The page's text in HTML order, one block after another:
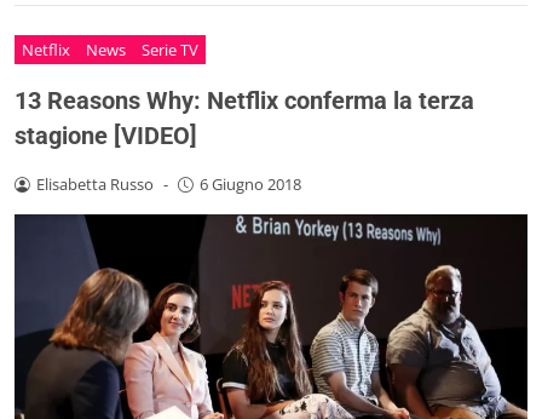
Netflix News Serie TV
13 Reasons Why: Netflix conferma la terza
stagione [VIDEO]
Elisabetta Russo - 6 Giugno 2018